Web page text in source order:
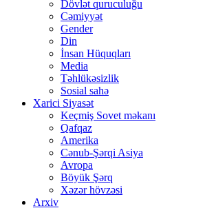
Dövlət quruculuğu
Cəmiyyət
Gender
Din
İnsan Hüquqları
Media
Təhlükəsizlik
Sosial sahə
Xarici Siyasət
Keçmiş Sovet məkanı
Qafqaz
Amerika
Cənub-Şərqi Asiya
Avropa
Böyük Şərq
Xəzər hövzəsi
Arxiv